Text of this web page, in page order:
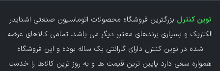
نوین کنترل بزرگترین فروشگاه محصولات اتوماسیون صنعتی اشنایدر
الکتریک و بسیاری برندهای معتبر دیگر می باشد. تمامی کالاهای عرضه
شده در نوین کنترل دارای گارانتی یک ساله بوده و این فروشگاه
همواره سعی دارد پایین ترین قیمت ها و به روز ترین کالاها را خدمت